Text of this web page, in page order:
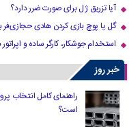
آیا تزریق ژل برای صورت ضرر دارد​؟
گل یا پوچ بازی کردن هادی حجازی‌فر
استخدام جوشکار، کارگر ساده و
خبر روز
راهنمای کامل انتخاب
است؟